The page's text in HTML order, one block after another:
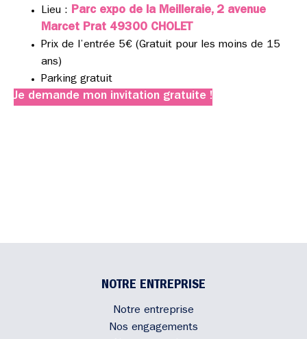
Lieu : Parc expo de la Meilleraie, 2 avenue
Marcet Prat 49300 CHOLET
Prix de l’entrée 5€ (Gratuit pour les moins de 15
ans)
Parking gratuit
Je demande mon invitation gratuite !
NOTRE ENTREPRISE
Notre entreprise
Nos engagements